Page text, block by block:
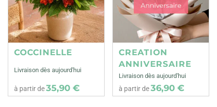
COCCINELLE
Livraison dès aujourd'hui
à partir de35,90 €
CREATION
ANNIVERSAIRE
Livraison dès aujourd'hui
à partir de36,90 €